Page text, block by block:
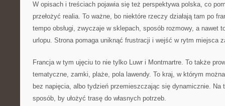
W opisach i treściach pojawia się też perspektywa polska, co
przełożyć realia. To ważne, bo niektóre rzeczy działają tam po
tempo obsługi, zwyczaje w sklepach, sposób rozmowy, a nawet
urlopu. Strona pomaga uniknąć frustracji i wejść w rytm miejsca
Francja w tym ujęciu to nie tylko Luwr i Montmartre. To także
tematyczne, zamki, plaże, pola lawendy. To kraj, w którym
bez napięcia, albo tydzień przemieszczając się dynamicznie. Na
sposób, by ułożyć trasę do własnych potrzeb.